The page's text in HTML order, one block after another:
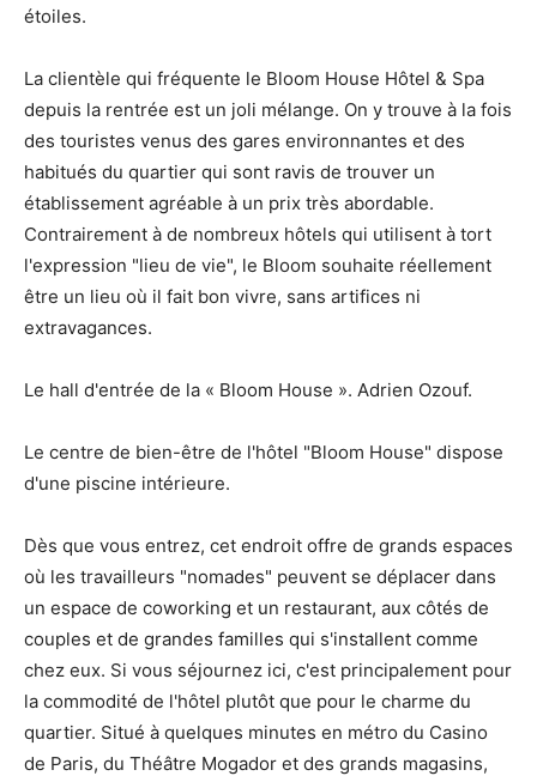
étoiles.
La clientèle qui fréquente le Bloom House Hôtel & Spa
depuis la rentrée est un joli mélange. On y trouve à la fois
des touristes venus des gares environnantes et des
habitués du quartier qui sont ravis de trouver un
établissement agréable à un prix très abordable.
Contrairement à de nombreux hôtels qui utilisent à tort
l'expression "lieu de vie", le Bloom souhaite réellement
être un lieu où il fait bon vivre, sans artifices ni
extravagances.
Le hall d'entrée de la « Bloom House ». Adrien Ozouf.
Le centre de bien-être de l'hôtel "Bloom House" dispose
d'une piscine intérieure.
Dès que vous entrez, cet endroit offre de grands espaces
où les travailleurs "nomades" peuvent se déplacer dans
un espace de coworking et un restaurant, aux côtés de
couples et de grandes familles qui s'installent comme
chez eux. Si vous séjournez ici, c'est principalement pour
la commodité de l'hôtel plutôt que pour le charme du
quartier. Situé à quelques minutes en métro du Casino
de Paris, du Théâtre Mogador et des grands magasins,